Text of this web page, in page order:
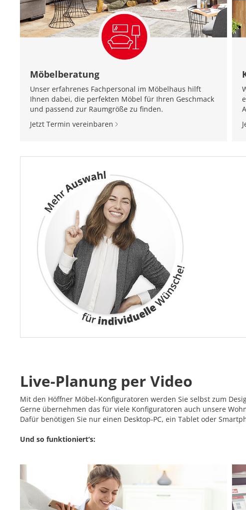
Möbelberatung
Unser erfahrenes Fachpersonal im Möbelhaus hilft
Ihnen dabei, die perfekten Möbel für Ihren Geschmack
und passend zur Raumgröße zu finden.
Jetzt Termin vereinbaren
Live-Planung per Video
Mit den Höffner Möbel-Konfiguratoren werden Sie selbst zum
Gerne übernehmen das für viele Konfiguratoren auch unsere
Dafür benötigen Sie nur einen Desktop-PC, ein Tablet oder
Und so funktioniert‘s: